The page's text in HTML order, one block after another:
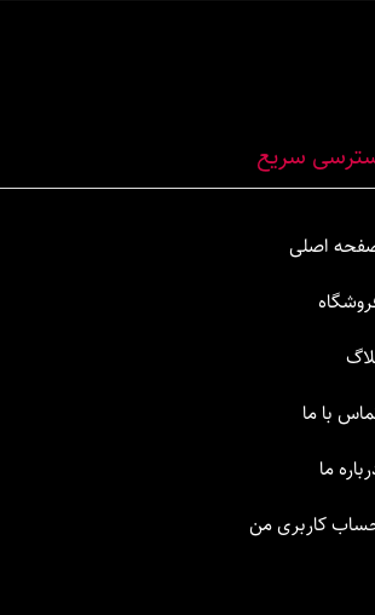
سریع
اصلی
با ما
ما
کاربری من